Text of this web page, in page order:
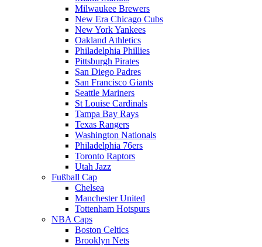
Milwaukee Brewers
New Era Chicago Cubs
New York Yankees
Oakland Athletics
Philadelphia Phillies
Pittsburgh Pirates
San Diego Padres
San Francisco Giants
Seattle Mariners
St Louise Cardinals
Tampa Bay Rays
Texas Rangers
Washington Nationals
Philadelphia 76ers
Toronto Raptors
Utah Jazz
Fußball Cap
Chelsea
Manchester United
Tottenham Hotspurs
NBA Caps
Boston Celtics
Brooklyn Nets